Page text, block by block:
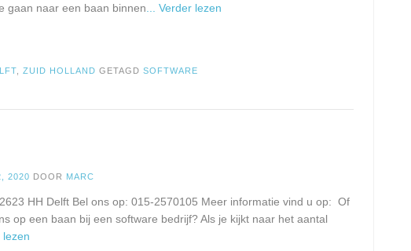
gaan naar een baan binnen ... Verder lezen
,ZUID HOLLAND GETAGDSOFTWARE
2020 DOOR MARC
HH Delft Bel ons op: 015-2570105 Meer informatie vind u op: Of
op een baan bij een software bedrijf? Als je kijkt naar het aantal
lezen